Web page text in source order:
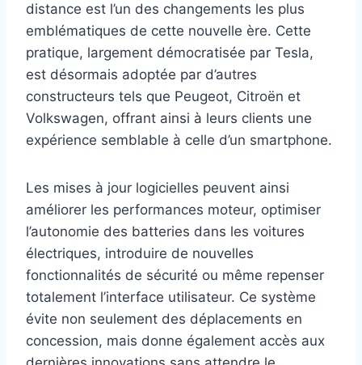
distance est l’un des changements les plus
emblématiques de cette nouvelle ère. Cette
pratique, largement démocratisée par Tesla,
est désormais adoptée par d’autres
constructeurs tels que Peugeot, Citroën et
Volkswagen, offrant ainsi à leurs clients une
expérience semblable à celle d’un smartphone.
Les mises à jour logicielles peuvent ainsi
améliorer les performances moteur, optimiser
l’autonomie des batteries dans les voitures
électriques, introduire de nouvelles
fonctionnalités de sécurité ou même repenser
totalement l’interface utilisateur. Ce système
évite non seulement des déplacements en
concession, mais donne également accès aux